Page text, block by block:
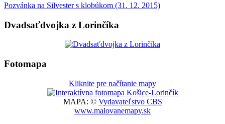
Pozvánka na Silvester s klobúkom (31. 12. 2015)
Dvadsaťdvojka z Lorinčíka
Fotomapa
Kliknite pre načítanie mapy
MAPA: © Vydavateľstvo CBS
www.malovanemapy.sk